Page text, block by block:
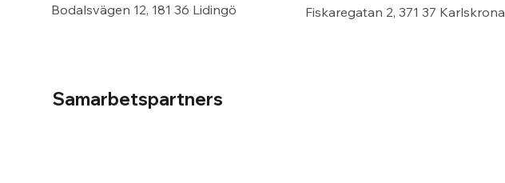
Fiskaregatan 2, 371 37 Karlskrona
Bodalsvägen 12, 181 36 Lidingö
Samarbetspartners